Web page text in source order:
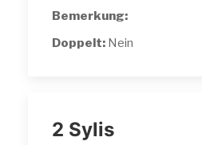
Bemerkung:
Doppelt: Nein
2 Sylis